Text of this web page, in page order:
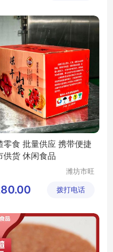
零食 批量供应 携带便捷
供货 休闲食品
潍坊市旺
限公司
拨打电话